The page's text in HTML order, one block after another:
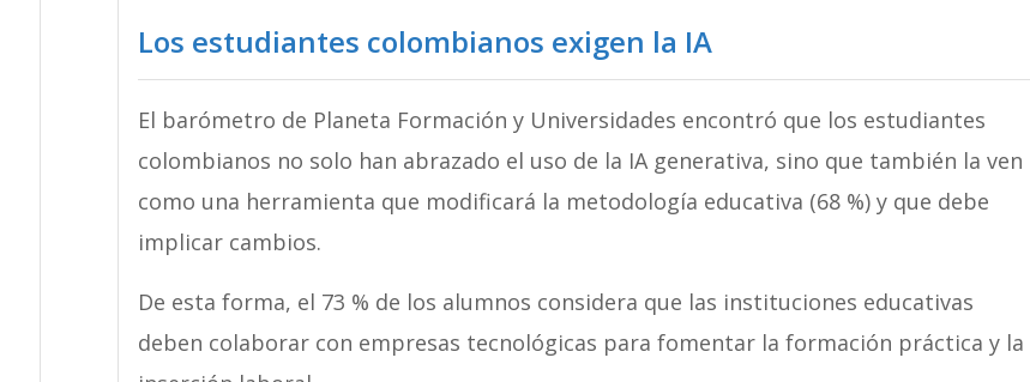
Los estudiantes colombianos exigen la IA
El barómetro de Planeta Formación y Universidades encontró que los estudiantes
colombianos no solo han abrazado el uso de la IA generativa, sino que también la ven
como una herramienta que modificará la metodología educativa (68 %) y que debe
implicar cambios.
De esta forma, el 73 % de los alumnos considera que las instituciones educativas
deben colaborar con empresas tecnológicas para fomentar la formación práctica y la